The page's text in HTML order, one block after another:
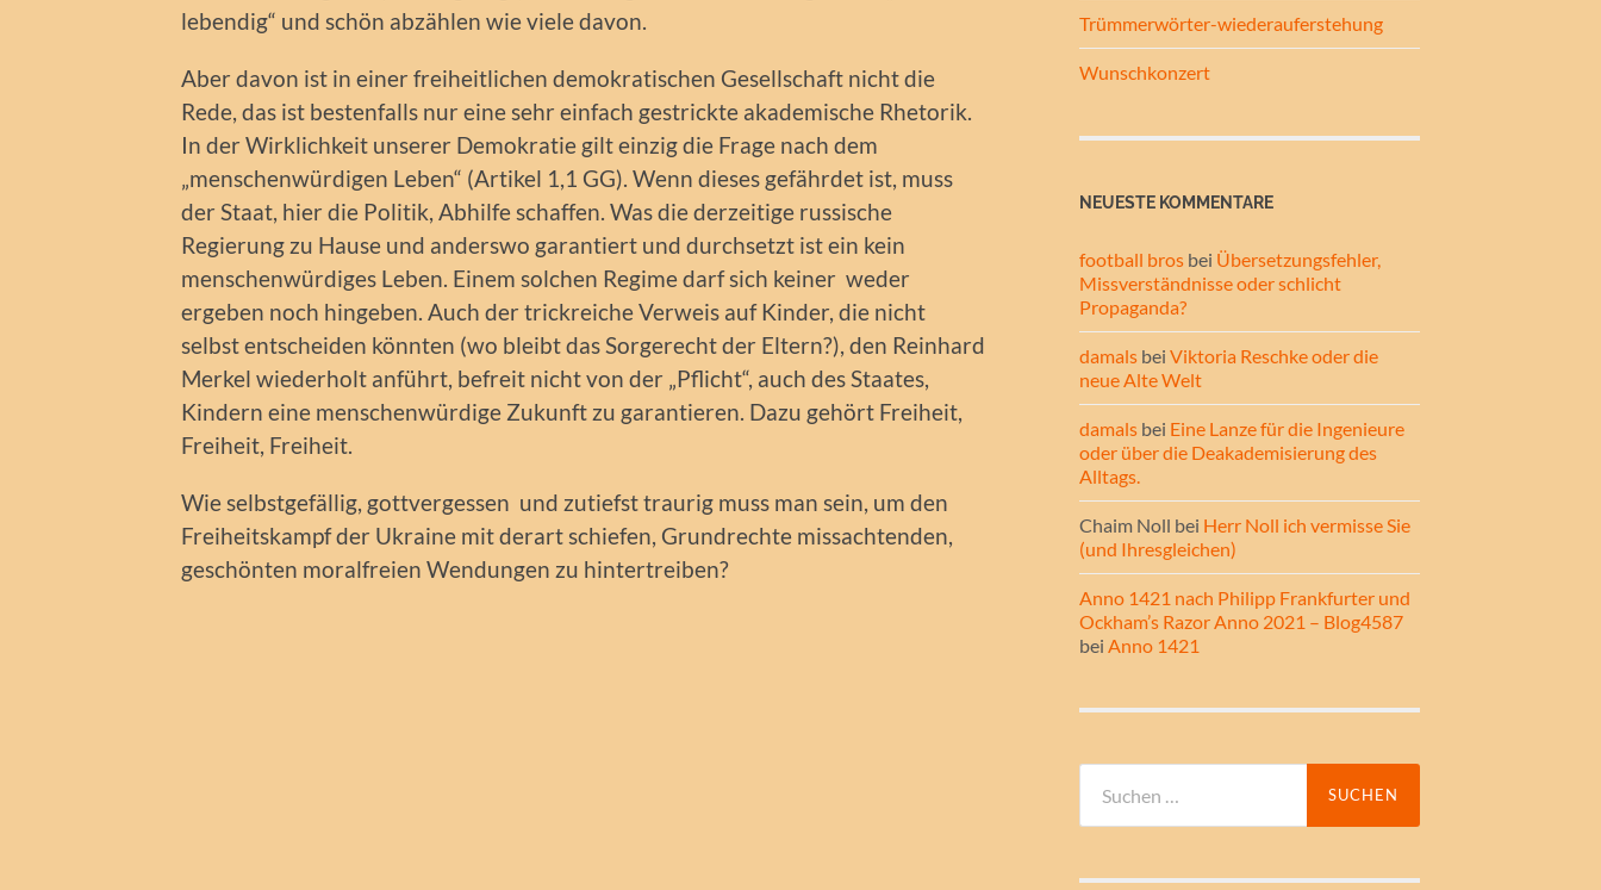
lebendig“ und schön abzählen wie viele davon.
Aber davon ist in einer freiheitlichen demokratischen Gesellschaft nicht die
Rede, das ist bestenfalls nur eine sehr einfach gestrickte akademische Rhetorik.
In der Wirklichkeit unserer Demokratie gilt einzig die Frage nach dem
„menschenwürdigen Leben“ (Artikel 1,1 GG). Wenn dieses gefährdet ist, muss
der Staat, hier die Politik, Abhilfe schaffen. Was die derzeitige russische
Regierung zu Hause und anderswo garantiert und durchsetzt ist ein kein
menschenwürdiges Leben. Einem solchen Regime darf sich keiner weder
ergeben noch hingeben. Auch der trickreiche Verweis auf Kinder, die nicht
selbst entscheiden könnten (wo bleibt das Sorgerecht der Eltern?), den Reinhard
Merkel wiederholt anführt, befreit nicht von der „Pflicht“, auch des Staates,
Kindern eine menschenwürdige Zukunft zu garantieren. Dazu gehört Freiheit,
Freiheit, Freiheit.
Wie selbstgefällig, gottvergessen und zutiefst traurig muss man sein, um den
Freiheitskampf der Ukraine mit derart schiefen, Grundrechte missachtenden,
geschönten moralfreien Wendungen zu hintertreiben?
Trümmerwörter-wiederauferstehung
Wunschkonzert
NEUESTE KOMMENTARE
football bros bei Übersetzungsfehler,
Missverständnisse oder schlicht
Propaganda?
damals bei Viktoria Reschke oder die
neue Alte Welt
damals bei Eine Lanze für die Ingenieure
oder über die Deakademisierung des
Alltags.
Chaim Noll bei Herr Noll ich vermisse Sie
(und Ihresgleichen)
Anno 1421 nach Philipp Frankfurter und
Ockham’s Razor Anno 2021 – Blog4587
bei Anno 1421
nach: